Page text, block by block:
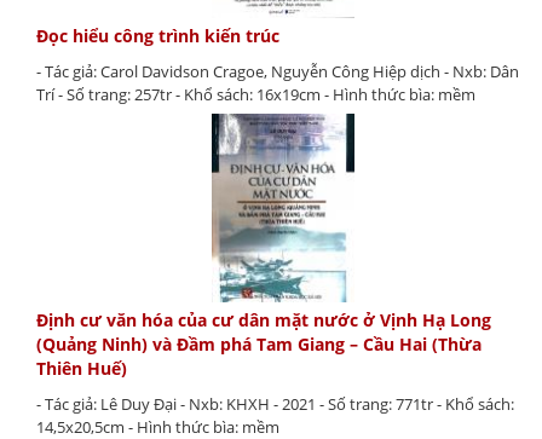
Đọc hiểu công trình kiến trúc
- Tác giả: Carol Davidson Cragoe, Nguyễn Công Hiệp dịch - Nxb: Dân
Trí - Số trang: 257tr - Khổ sách: 16x19cm - Hình thức bìa: mềm
Định cư văn hóa của cư dân mặt nước ở Vịnh Hạ Long
(Quảng Ninh) và Đầm phá Tam Giang – Cầu Hai (Thừa
Thiên Huế)
- Tác giả: Lê Duy Đại - Nxb: KHXH - 2021 - Số trang: 771tr - Khổ sách:
14,5x20,5cm - Hình thức bìa: mềm